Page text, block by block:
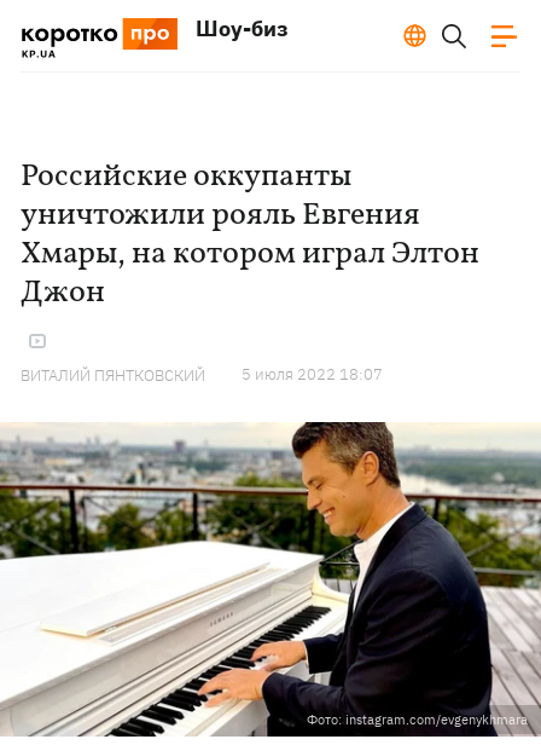
Шоу-биз
Российские оккупанты
уничтожили рояль Евгения
Хмары, на котором играл Элтон
Джон
ВИТАЛИЙ ПЯНТКОВСКИЙ 5 июля 2022 18:07
Фото: instagram.com/evgenykhmara